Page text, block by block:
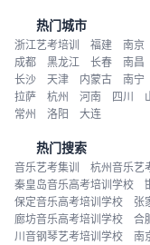
热门城市
浙江艺考培训 福建 南京
成都
黑龙江 长春 南昌
长沙
天津 内蒙古 南宁
拉萨
杭州 河南 四川
常州
洛阳 大连
热门搜索
音乐艺考集训 杭州音乐艺
秦皇岛音乐高考培训学校
保定音乐高考培训学校
张
廊坊音乐高考培训学校
合
川音钢琴艺考培训学校
南